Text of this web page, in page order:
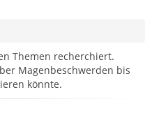
Themen recherchiert.
Magenbeschwerden bis
könnte.